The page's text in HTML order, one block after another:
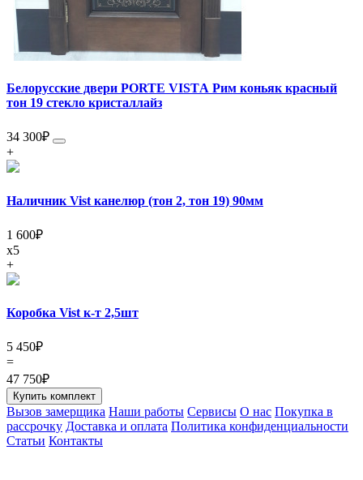
Белорусские двери PORTE VISTА Рим коньяк красный
тон 19 стекло кристаллайз
34 300₽
+
Наличник Vist канелюр (тон 2, тон 19) 90мм
1 600₽
x5
+
Коробка Vist к-т 2,5шт
5 450₽
=
47 750₽
Купить комплект
Вызов замерщика Наши работы Сервисы О нас Покупка в
рассрочку Доставка и оплата Политика конфиденциальности
Статьи Контакты